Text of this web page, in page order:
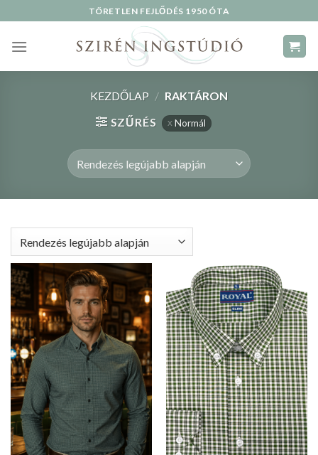
to
content
TÖRETLEN FEJLŐDÉS 1950 ÓTA
KEZDŐLAP / RAKTÁRON
SZŰRÉS
Normál